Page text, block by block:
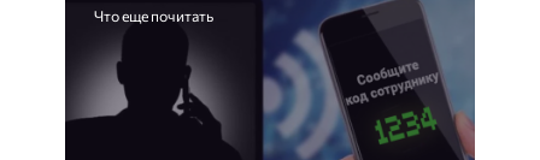
Что еще почитать